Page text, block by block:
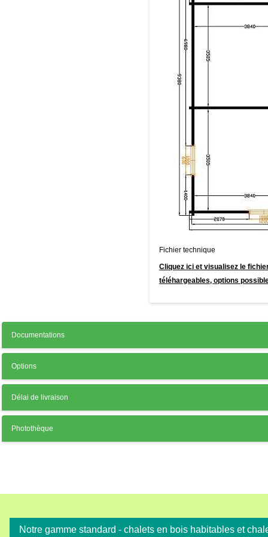
Fichier technique
Cliquez ici et visualisez le
téléhargeables, options
Documentations
Options
Délai de livraison
Photothèque
Notre gamme standard - chalets en bois habitables et